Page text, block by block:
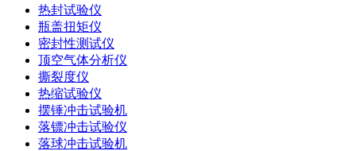
热封试验仪
瓶盖扭矩仪
密封性测试仪
顶空气体分析仪
撕裂度仪
热缩试验仪
摆锤冲击试验机
落镖冲击试验仪
落球冲击试验机